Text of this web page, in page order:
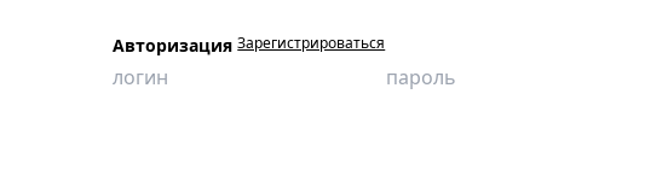
Авторизация Зарегистрироваться